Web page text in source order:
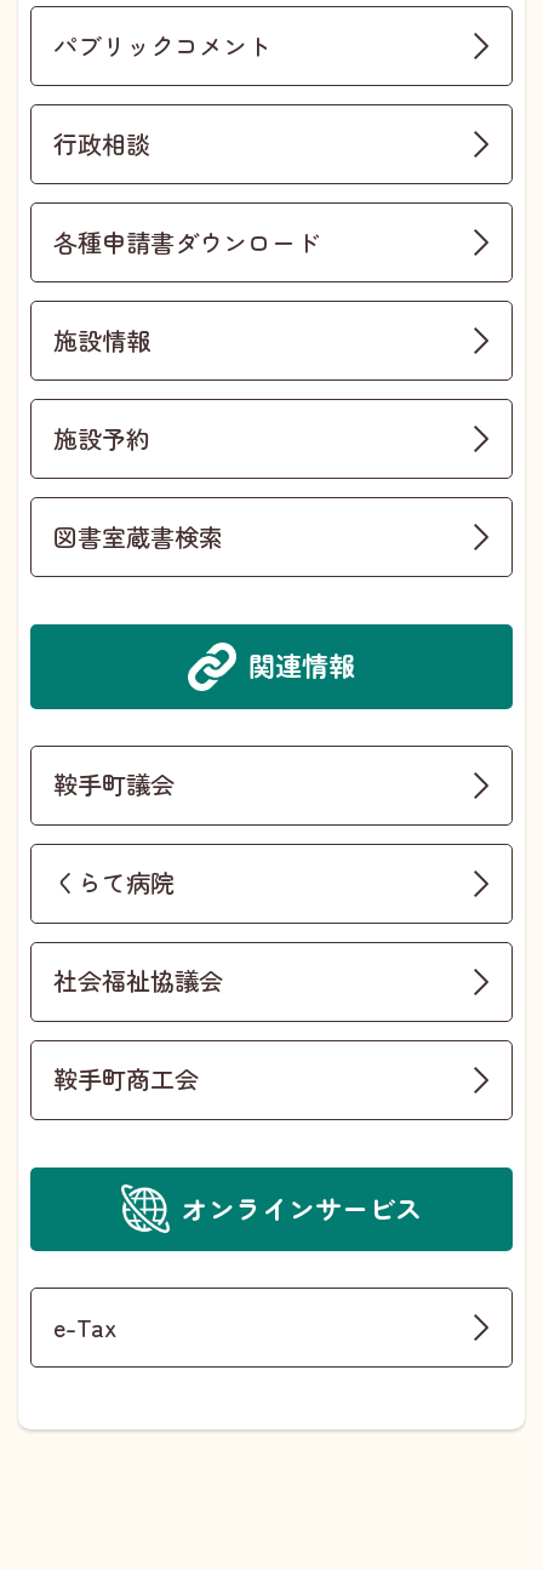
パブリックコメント
行政相談
各種申請書ダウンロード
施設情報
施設予約
図書室蔵書検索
関連情報
鞍手町議会
くらて病院
社会福祉協議会
鞍手町商工会
オンラインサービス
e-Tax